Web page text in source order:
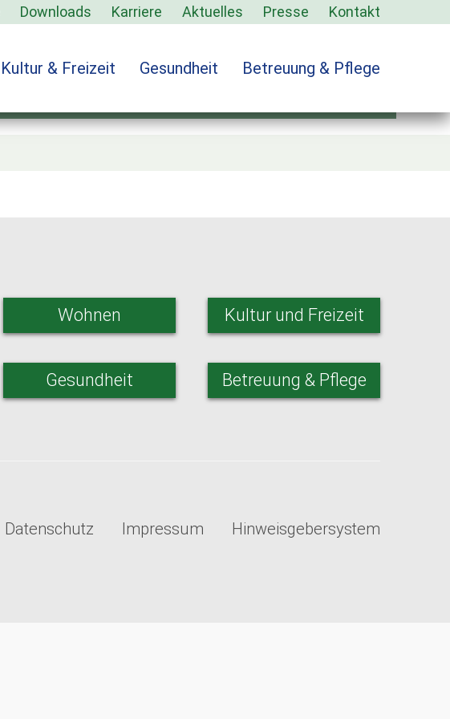
Downloads Karriere Aktuelles Presse Kontakt
Kultur & Freizeit Gesundheit Betreuung & Pflege
Verwaltung_2
Wohnen Kultur und Freizeit
Gesundheit Betreuung & Pflege
Datenschutz Impressum Hinweisgebersystem